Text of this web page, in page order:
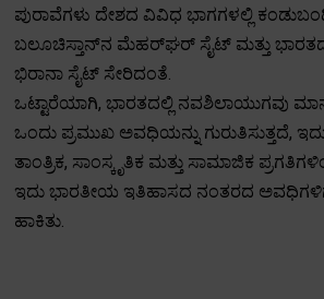
ಪುರಾವೆಗಳು ದೇಶದ ವಿವಿಧ ಭಾಗಗಳಲ್ಲಿ
ಬಲೂಚಿಸ್ತಾನ್‌ನ ಮೆಹರ್‌ಘರ್ ಸೈಟ್ ಮತ್ತು
ಭಿರಾನಾ ಸೈಟ್ ಸೇರಿದಂತೆ.
ಒಟ್ಟಾರೆಯಾಗಿ, ಭಾರತದಲ್ಲಿ ನವಶಿಲಾಯುಗವು
ಒಂದು ಪ್ರಮುಖ ಅವಧಿಯನ್ನು ಗುರುತಿಸುತ್ತದೆ,
ತಾಂತ್ರಿಕ, ಸಾಂಸ್ಕೃತಿಕ ಮತ್ತು ಸಾಮಾಜಿಕ
ಇದು ಭಾರತೀಯ ಇತಿಹಾಸದ ನಂತರದ
ಹಾಕಿತು.